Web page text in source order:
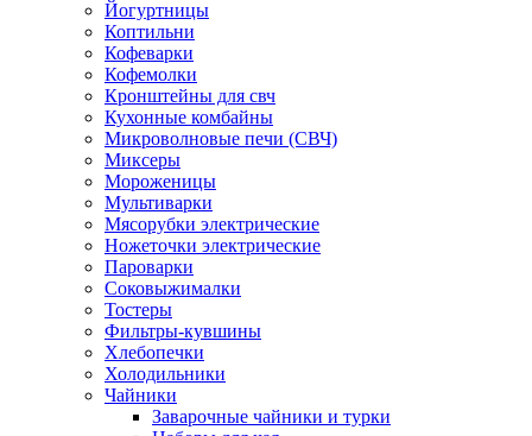
Йогуртницы
Коптильни
Кофеварки
Кофемолки
Кронштейны для свч
Кухонные комбайны
Микроволновые печи (СВЧ)
Миксеры
Мороженицы
Мультиварки
Мясорубки электрические
Ножеточки электрические
Пароварки
Соковыжималки
Тостеры
Фильтры-кувшины
Хлебопечки
Холодильники
Чайники
Заварочные чайники и турки